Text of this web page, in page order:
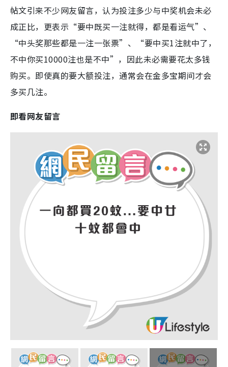
帖文引来不少网友留言，认为投注多少与中奖机会未必
成正比，更表示“要中既买一注就得，都是看运气”、
“中头奖那些都是一注一张票”、“要中买1注就中了，
不中你买10000注也是不中”，因此未必需要花太多钱
购买。即使真的要大额投注，通常会在金多宝期间才会
多买几注。
即看网友留言